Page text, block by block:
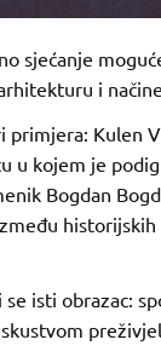
sjećanje
i
Kulen
u kojem je
Bogdan
isti obrazac: